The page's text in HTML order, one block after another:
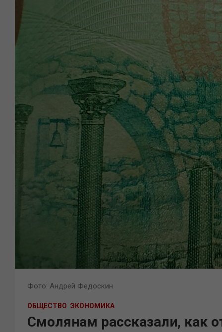
Фото: Андрей Федоскин
ОБЩЕСТВО ЭКОНОМИКА
Смолянам рассказали, как